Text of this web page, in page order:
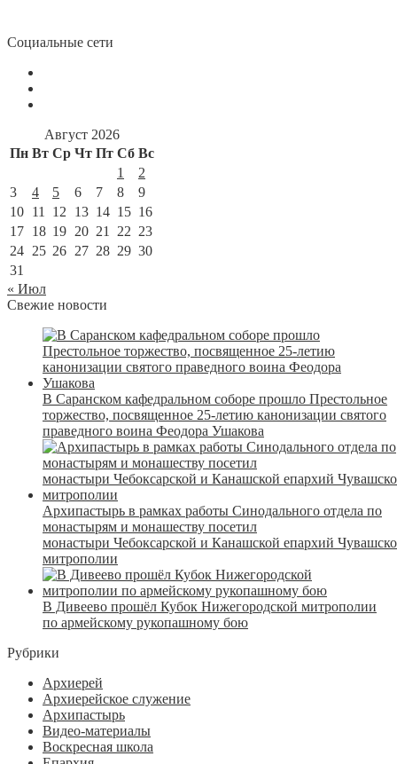
Социальные сети
Август 2026
Пн Вт Ср Чт Пт Сб Вс
1
2
3
4 5 6 7 8
9
10 11 12 13 14 15 16
17 18 19 20 21 22 23
24 25 26 27 28 29 30
31
« Июл
Свежие новости
В Саранском кафедральном соборе прошло Престольное
торжество, посвященное 25-летию канонизации святого
праведного воина Феодора Ушакова
Архипастырь в рамках работы Синодального отдела по
монастырям и монашеству посетил
монастыри Чебоксарской и Канашской епархий
митрополии
В Дивеево прошёл Кубок Нижегородской митрополии
по армейскому рукопашному бою
Рубрики
Архиерей
Архиерейское служение
Архипастырь
Видео-материалы
Воскресная школа